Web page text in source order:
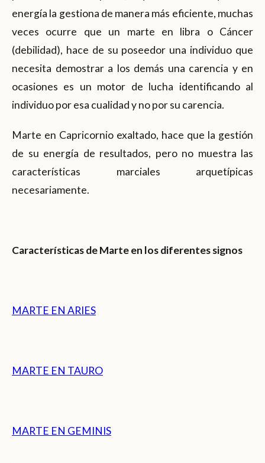
energía la gestiona de manera más eficiente, muchas
veces ocurre que un marte en libra o Cáncer
(debilidad), hace de su poseedor una individuo que
necesita demostrar a los demás una carencia y en
ocasiones es un motor de lucha identificando al
individuo por esa cualidad y no por su carencia.
Marte en Capricornio exaltado, hace que la gestión
de su energía de resultados, pero no muestra las
características marciales arquetípicas
necesariamente.
Características de Marte en los diferentes signos
MARTE EN ARIES
MARTE EN TAURO
MARTE EN GEMINIS